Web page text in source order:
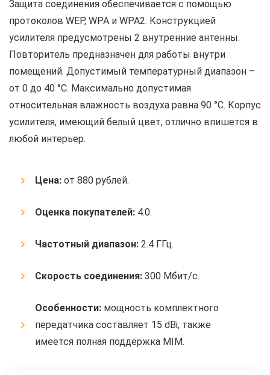
Защита соединения обеспечивается с помощью
протоколов WEP, WPA и WPA2. Конструкцией
усилителя предусмотрены 2 внутренние антенны.
Повторитель предназначен для работы внутри
помещений. Допустимый температурный диапазон –
от 0 до 40 °C. Максимально допустимая
относительная влажность воздуха равна 90 °C. Корпус
усилителя, имеющий белый цвет, отлично впишется в
любой интерьер.
Цена: от 880 рублей.
Оценка покупателей: 4.0.
Частотный диапазон: 2.4 ГГц.
Скорость соединения: 300 Мбит/с.
Особенности: мощность комплектного
передатчика составляет 15 dBi, также
имеется полная поддержка MIM.